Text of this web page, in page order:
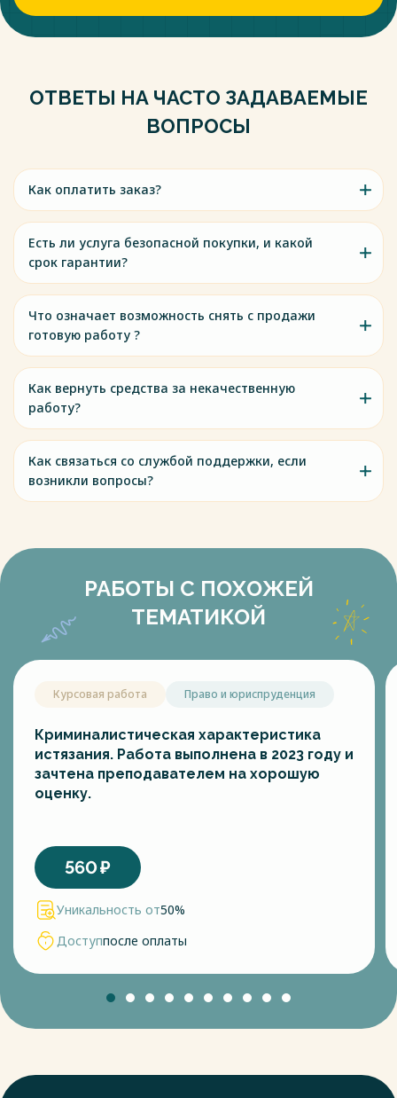
ОТВЕТЫ НА ЧАСТО ЗАДАВАЕМЫЕ
ВОПРОСЫ
Как оплатить заказ?
Есть ли услуга безопасной покупки, и какой
срок гарантии?
Что означает возможность снять с продажи
готовую работу ?
Как вернуть средства за некачественную
работу?
Как связаться со службой поддержки, если
возникли вопросы?
РАБОТЫ С ПОХОЖЕЙ
ТЕМАТИКОЙ
Курсовая работа Право и юриспруденция
Криминалистическая характеристика
истязания. Работа выполнена в 2023 году и
зачтена преподавателем на хорошую
оценку.
560₽
Уникальность от50%
Доступпосле оплаты